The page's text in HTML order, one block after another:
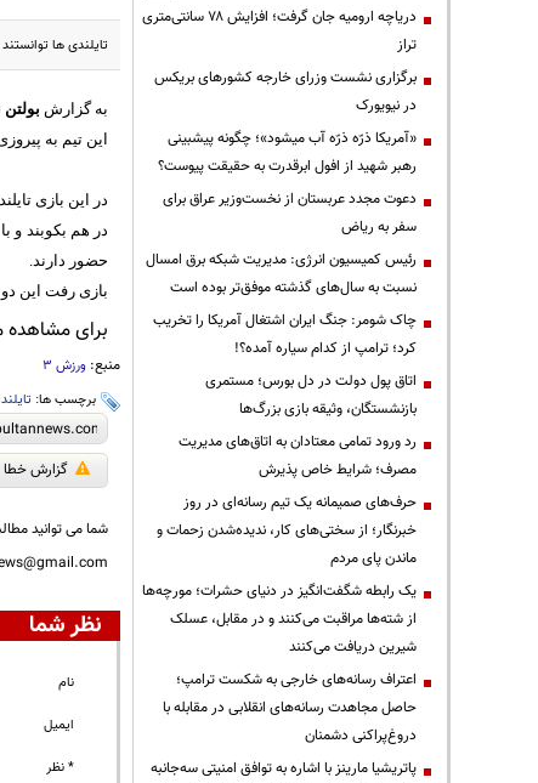
تایلندی ها
به گزارش بولتن
این تیم به
حضور دارند.
بازی رفت این دو
برای مشاهده
منبع: ورزش 3
برچسب ها: تایلند
گزارش خطا
شما می توانید
نظر شما
نام
ایمیل
* نظر
دریاچه ارومیه جان گرفت؛ افزایش ۷۸ سانتی‌متری
تراز
برگزاری نشست وزرای خارجه کشورهای بریکس
در نیویورک
«آمریکا ذرّه ذرّه آب میشود»؛ چگونه پیشبینی
رهبر شهید از افول ابرقدرت به حقیقت پیوست؟
دعوت مجدد عربستان از نخست‌وزیر عراق برای
سفر به ریاض
رئیس کمیسیون انرژی: مدیریت شبکه برق امسال
نسبت به سال‌های گذشته موفق‌تر بوده است
چاک شومر: جنگ ایران اشتغال آمریکا را تخریب
کرد؛ ترامپ از کدام سیاره آمده؟!
اتاق پول دولت در دل بورس؛ مستمری
بازنشستگان، وثیقه بازی بزرگ‌ها
رد ورود تمامی معتادان به اتاق‌های مدیریت
مصرف؛ شرایط خاص پذیرش
حرف‌های صمیمانه یک تیم رسانه‌ای در روز
خبرنگار؛ از سختی‌های کار، ندیده‌شدن زحمات و
ماندن پای مردم
یک رابطه شگفت‌انگیز در دنیای حشرات؛ مورچه‌ها
از شته‌ها مراقبت می‌کنند و در مقابل، عسلک
شیرین دریافت می‌کنند
اعتراف رسانه‌های خارجی به شکست ترامپ؛
حاصل مجاهدت رسانه‌های انقلابی در مقابله با
دروغ‌پراکنی دشمنان
پاتریشیا مارینز با اشاره به توافق امنیتی سه‌جانبه